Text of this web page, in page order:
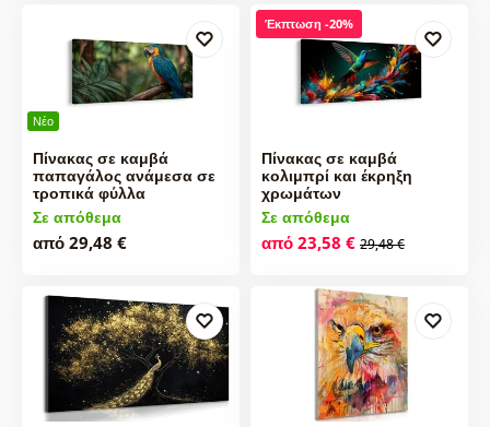
Νέο
Πίνακας σε καμβά
παπαγάλος ανάμεσα σε
τροπικά φύλλα
Σε απόθεμα
από 29,48 €
Έκπτωση -20%
Πίνακας σε καμβά
κολιμπρί και έκρηξη
χρωμάτων
Σε απόθεμα
από 23,58 € 29,48 €